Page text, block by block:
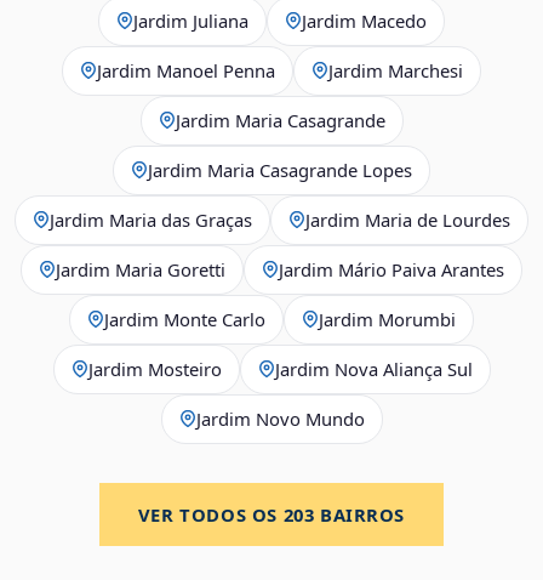
Jardim Juliana Jardim Macedo
Jardim Manoel Penna Jardim Marchesi
Jardim Maria Casagrande
Jardim Maria Casagrande Lopes
Jardim Maria das Graças Jardim Maria de Lourdes
Jardim Maria Goretti Jardim Mário Paiva Arantes
Jardim Monte Carlo Jardim Morumbi
Jardim Mosteiro Jardim Nova Aliança Sul
Jardim Novo Mundo
VER TODOS OS 203 BAIRROS